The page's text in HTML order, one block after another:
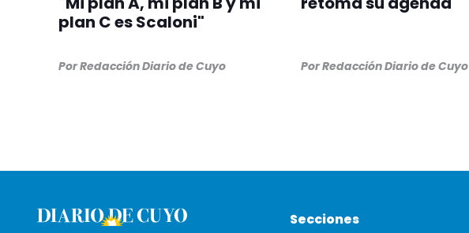
plan C es Scaloni"
PorRedacción Diario de Cuyo PorRedacción Diario de Cuyo
Secciones